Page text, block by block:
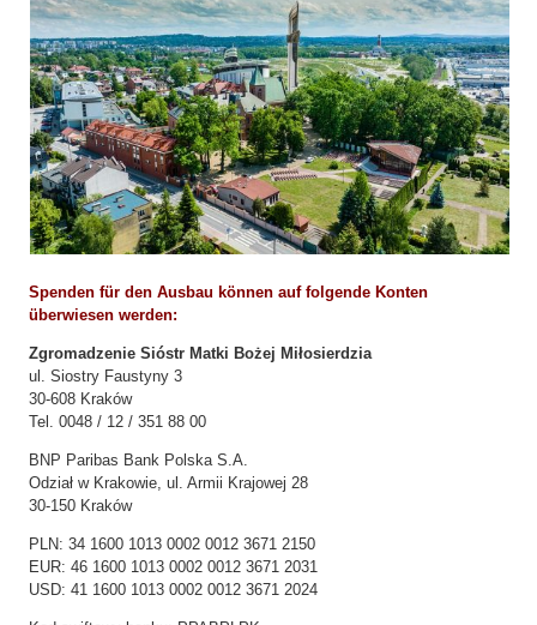
Haus der hl. Schwester Faustina
Ausbau
Karte und Zufahrt
Kontakt
Spenden für den Ausbau können auf folgende Konten
überwiesen werden:
Zgromadzenie Sióstr Matki Bożej Miłosierdzia
ul. Siostry Faustyny 3
30-608 Kraków
Tel. 0048 / 12 / 351 88 00
BNP Paribas Bank Polska S.A.
Odział w Krakowie, ul. Armii Krajowej 28
30-150 Kraków
PLN: 34 1600 1013 0002 0012 3671 2150
EUR: 46 1600 1013 0002 0012 3671 2031
USD: 41 1600 1013 0002 0012 3671 2024